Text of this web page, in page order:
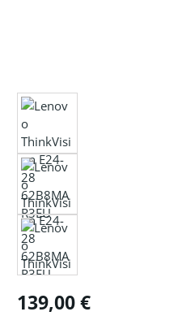
Regulärer Preis:
139,00 €